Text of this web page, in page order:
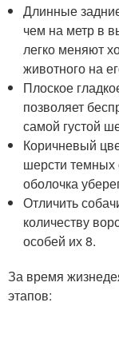
Длинные
чем на метр в
легко меняют
животного на
Плоское
позволяет
самой густой
Коричневый
шерсти темных
оболочка
Отличить
количеству
особей их 8.
За время
этапов: